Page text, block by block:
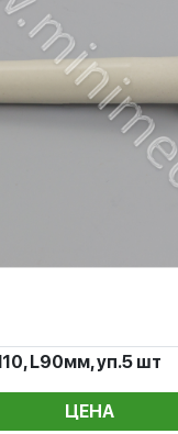
L90мм, уп.5 шт
ЦЕНА